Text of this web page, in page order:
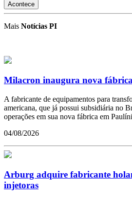
Acontece
Mais Notícias PI
Milacron inaugura nova
A fabricante de equipamentos para
americana, que já possui subsidiária no
operações em sua nova fábrica em
04/08/2026
Arburg adquire fabricante
injetoras